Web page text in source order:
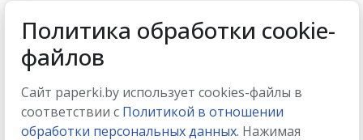
ИНТЕРНЕТ-МАГАЗИН
Политика обработки cookie-
файлов
Сайт paperki.by использует cookies-файлы в
соответствии с Политикой в отношении
обработки персональных данных. Нажимая